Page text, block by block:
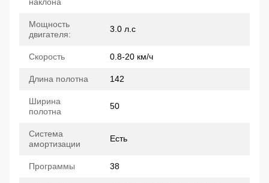
наклона
Мощность
двигателя:
3.0 л.с
Скорость 0.8-20 км/ч
Длина полотна 142
Ширина
полотна
50
Система
амортизации
Есть
Программы 38